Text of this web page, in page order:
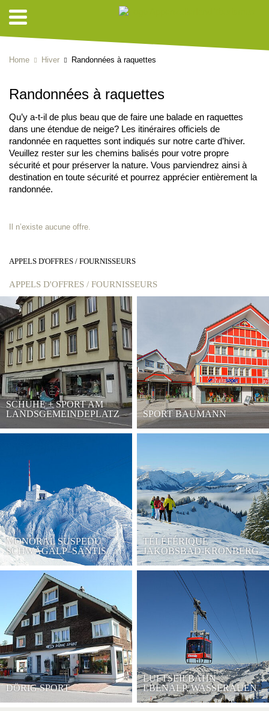
Home Hiver Randonnées à raquettes
Randonnées à raquettes
Qu’y a-t-il de plus beau que de faire une balade en raquettes
dans une étendue de neige? Les itinéraires officiels de
randonnée en raquettes sont indiqués sur notre carte d’hiver.
Veuillez rester sur les chemins balisés pour votre propre
sécurité et pour préserver la nature. Vous parviendrez ainsi à
destination en toute sécurité et pourrez apprécier entièrement la
randonnée.
Il n’existe aucune offre.
APPELS D'OFFRES / FOURNISSEURS
APPELS D'OFFRES / FOURNISSEURS
SCHUHE + SPORT AM
LANDSGEMEINDEPLATZ
SPORT BAUMANN
MONORAL SUSPEDU
SCHWÄGALP–SÄNTIS
TÉLÉFÉRIQUE
JAKOBSBAD-KRONBERG
DÖRIG SPORT
LUFTSEILBAHN
EBENALP, WASSERAUEN